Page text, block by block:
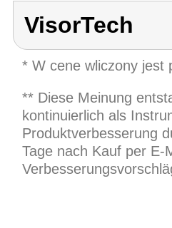
VisorTech
* W cene wliczony jest
** Diese Meinung
kontinuierlich als
Produktverbesserung
Tage nach Kauf per E-